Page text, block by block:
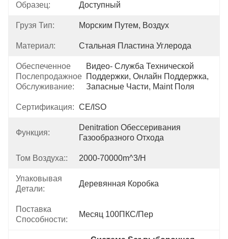
Образец: Доступный
Грузя Тип: Морским Путем, Воздух
Материал: Стальная Пластина Углерода
Обеспеченное
Послепродажное
Обслуживание:
Видео- Служба Технической
Поддержки, Онлайн Поддержка,
Запасные Части, Maint Поля
Сертификация: CE/ISO
Функция:
Denitration Обессеривания
Газообразного Отхода
Том Воздуха:: 2000-70000m^3/h
Упаковывая
Детали:
Деревянная Коробка
Поставка
Способности:
Месяц 100ПКС/Пер